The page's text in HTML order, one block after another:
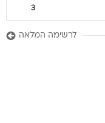
3
לרשימה המלאה